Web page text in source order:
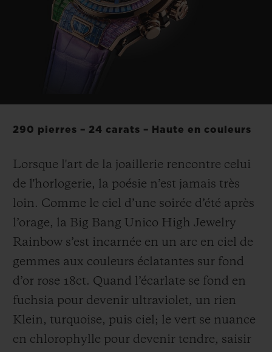
290 pierres – 24 carats – Haute en couleurs
Lorsque l'art de la joaillerie rencontre celui
de l'horlogerie, la poésie n’est jamais très
loin. Comme le ciel d’une soirée d’été après
l’orage, la Big Bang Unico High Jewelry
Rainbow s’est incarnée en un arc en ciel de
gemmes aux couleurs éclatantes sur fond
d’or rose 18ct. Quand l’écarlate se fond en
fuchsia pour devenir ultraviolet, un rien
Klein, turquoise, puis ciel; le vert se nuance
en chlorophylle pour devenir tendre, saisir
BIG BANG
SUMMER MULTI-
COLORED CERAMIC
BIG BANG
PEACH CERAMIC
LIVRAISON ET RETOURS GRATUITS
PAIEMENT SÉCURISÉ